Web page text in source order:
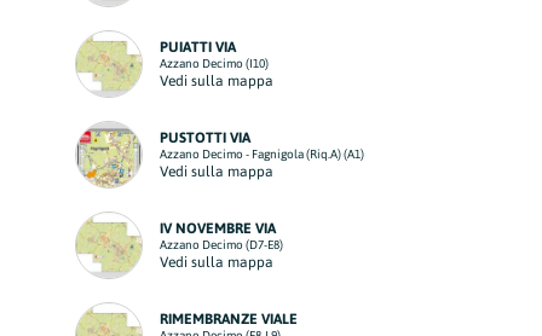
PUIATTI VIA
Azzano Decimo (I10)
Vedi sulla mappa
PUSTOTTI VIA
Azzano Decimo - Fagnigola (Riq.A) (A1)
Vedi sulla mappa
IV NOVEMBRE VIA
Azzano Decimo (D7-E8)
Vedi sulla mappa
RIMEMBRANZE VIALE